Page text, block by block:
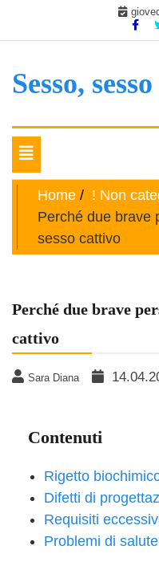
Sesso,
Toggle
navigation
Home
! Non
Perché due brave
sesso cattivo
Perché due brave
cattivo
Sara Diana
Contenuti
Rigetto
Difetti di
Requisiti
Problemi di salute